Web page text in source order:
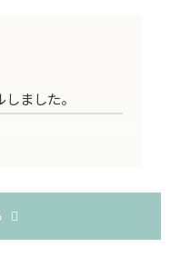
ました。